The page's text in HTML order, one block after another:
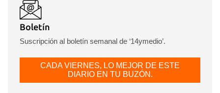
Boletín
Suscripción al boletín semanal de ‘14ymedio’.
CADA VIERNES, LO MEJOR DE ESTE
DIARIO EN TU BUZÓN.